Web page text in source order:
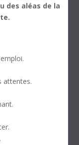
des aléas de la
attentes.